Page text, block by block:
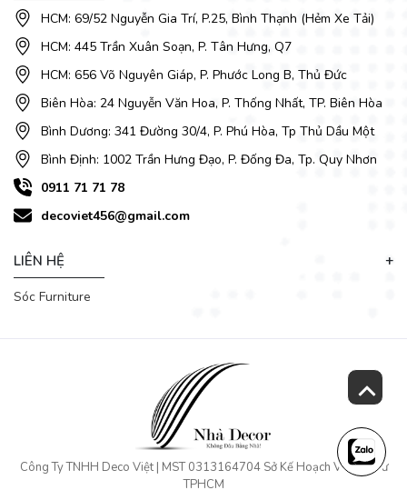
Ghế ăn đi kèm được bọc vải lót mút dày, ngồi êm – ôm lưng,
tạo cảm giác thoải mái khi ăn uống, làm việc laptop hay ngồi
uống trà cuối ngày. Phần chân ghế thép sơn tĩnh điện chắc
chắn, tải trọng tốt, không rung lắc kể cả khi sử dụng lâu dài.
Bạn có thể tùy chọn mẫu ghế ăn yêu thích trong hơn 100+
theo sở thích và màu nội thất.
HCM: 69/52 Nguyễn Gia Trí, P.25, Bình Thạnh (Hẻm Xe Tải)
HCM: 445 Trần Xuân Soạn, P. Tân Hưng, Q7
HCM: 656 Võ Nguyên Giáp, P. Phước Long B, Thủ Đức
Biên Hòa: 24 Nguyễn Văn Hoa, P. Thống Nhất, TP. Biên Hòa
Bình Dương: 341 Đường 30/4, P. Phú Hòa, Tp Thủ Dầu Một
Bình Định: 1002 Trần Hưng Đạo, P. Đống Đa, Tp. Quy Nhơn
0911 71 71 78
decoviet456@gmail.com
LIÊN HỆ
Sóc Furniture
Công Ty TNHH Deco Việt | MST 0313164704 Sở Kế Hoạch Và Đầu Tư
TPHCM